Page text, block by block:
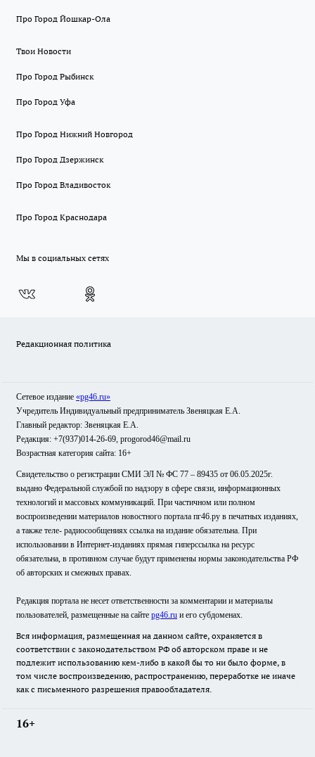
Про Город Йошкар-Ола
Твои Новости
Про Город Рыбинск
Про Город Уфа
Про Город Нижний Новгород
Про Город Дзержинск
Про Город Владивосток
Про Город Краснодара
Мы в социальных сетях
Редакционная политика
Сетевое издание «pg46.ru»
Учредитель Индивидуальный предприниматель Звеняцкая Е.А.
Главный редактор: Звеняцкая Е.А.
Редакция: +7(937)014-26-69, progorod46@mail.ru
Возрастная категория сайта: 16+
Свидетельство о регистрации СМИ ЭЛ № ФС 77 – 89435 от 06.05.2025г.
выдано Федеральной службой по надзору в сфере связи, информационных
технологий и массовых коммуникаций. При частичном или полном
воспроизведении материалов новостного портала пг46.ру в печатных изданиях,
а также теле- радиосообщениях ссылка на издание обязательна. При
использовании в Интернет-изданиях прямая гиперссылка на ресурс
обязательна, в противном случае будут применены нормы законодательства РФ
об авторских и смежных правах.
Редакция портала не несет ответственности за комментарии и материалы
пользователей, размещенные на сайте pg46.ru и его субдоменах.
Вся информация, размещенная на данном сайте, охраняется в
соответствии с законодательством РФ об авторском праве и не
подлежит использованию кем-либо в какой бы то ни было форме, в
том числе воспроизведению, распространению, переработке не иначе
как с письменного разрешения правообладателя.
16+